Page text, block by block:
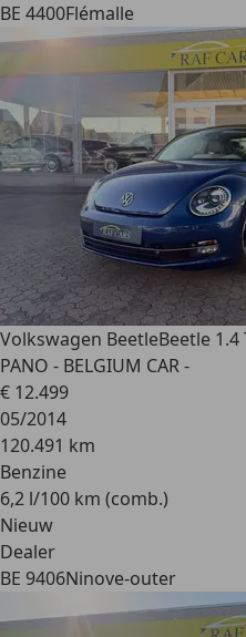
BE 4400Flémalle
Volkswagen BeetleBeetle 1.4
PANO - BELGIUM CAR -
€ 12.499
05/2014
120.491 km
Benzine
6,2 l/100 km (comb.)
Nieuw
Dealer
BE 9406Ninove-outer